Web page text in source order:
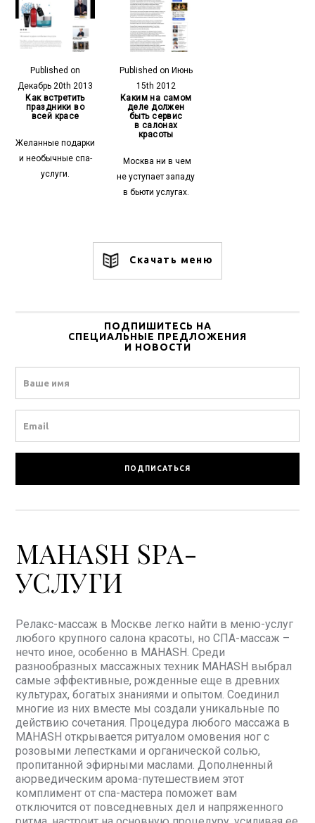
Published on
Декабрь 20th 2013
Как встретить
праздники во
всей красе
Желанные подарки
и необычные спа-
услуги.
Published on Июнь
15th 2012
Каким на самом
деле должен
быть сервис
в салонах
красоты
Москва ни в чем
не уступает западу
в бьюти услугах.
Скачать меню
ПОДПИШИТЕСЬ НА
СПЕЦИАЛЬНЫЕ ПРЕДЛОЖЕНИЯ
И НОВОСТИ
MAHASH SPA-
УСЛУГИ
Релакс-массаж в Москве легко найти в меню-услуг
любого крупного салона красоты, но СПА-массаж –
нечто иное, особенно в MAHASH. Среди
разнообразных массажных техник MAHASH выбрал
самые эффективные, рожденные еще в древних
культурах, богатых знаниями и опытом. Соединил
многие из них вместе мы создали уникальные по
действию сочетания. Процедура любого массажа в
MAHASH открывается ритуалом омовения ног с
розовыми лепестками и органической солью,
пропитанной эфирными маслами. Дополненный
аюрведическим арома-путешествием этот
комплимент от спа-мастера поможет вам
отключится от повседневных дел и напряженного